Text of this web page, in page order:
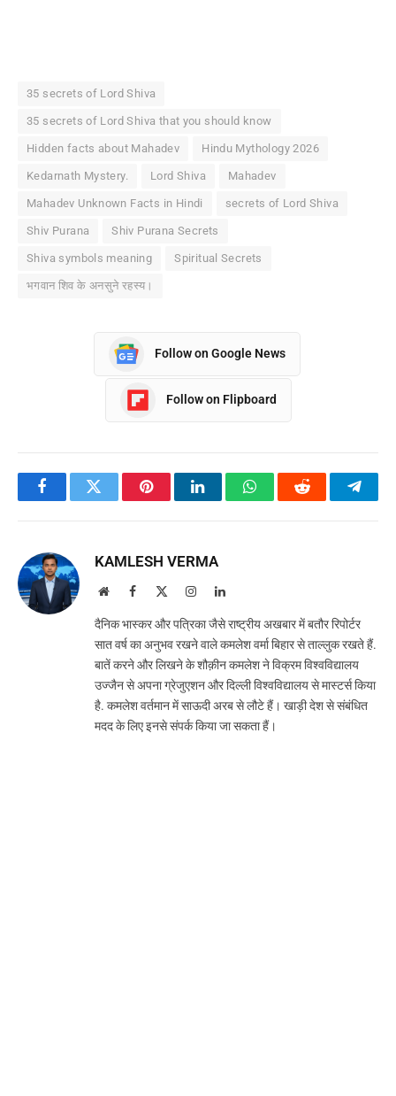
35 secrets of Lord Shiva
35 secrets of Lord Shiva that you should know
Hidden facts about Mahadev Hindu Mythology 2026
Kedarnath Mystery. Lord Shiva Mahadev
Mahadev Unknown Facts in Hindi secrets of Lord Shiva
Shiv Purana Shiv Purana Secrets
Shiva symbols meaning Spiritual Secrets
भगवान शिव के अनसुने रहस्य।
Follow on Google News
Follow on Flipboard
FacebookTwitter PinterestLinkedInWhatsAppReddit
KAMLESH VERMA
WebsiteFacebook InstagramLinkedIn
दैनिक भास्कर और पत्रिका जैसे राष्ट्रीय अखबार में बतौर रिपोर्टर
सात वर्ष का अनुभव रखने वाले कमलेश वर्मा बिहार से ताल्लुक रखते हैं.
बातें करने और लिखने के शौक़ीन कमलेश ने विक्रम विश्वविद्यालय
उज्जैन से अपना ग्रेजुएशन और दिल्ली विश्वविद्यालय से मास्टर्स किया
है. कमलेश वर्तमान में साऊदी अरब से लौटे हैं। खाड़ी देश से संबंधित
मदद के लिए इनसे संपर्क किया जा सकता हैं।